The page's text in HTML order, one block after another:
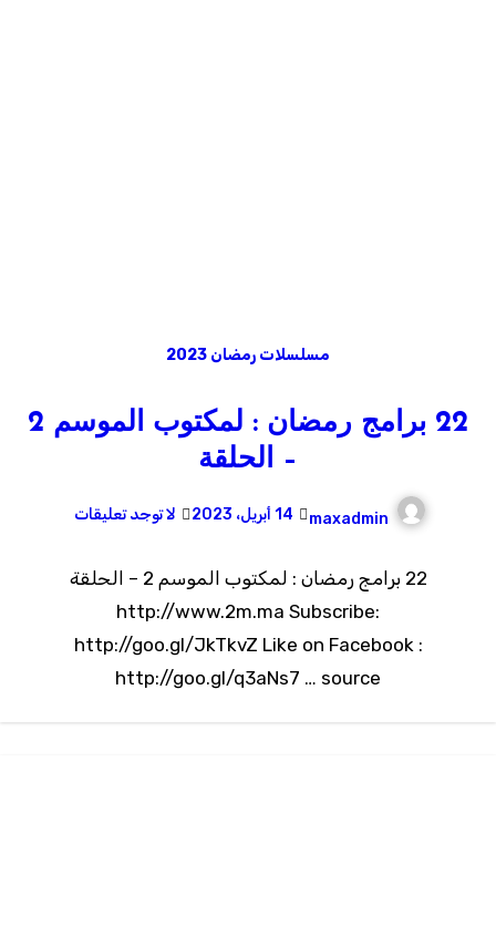
مسلسلات رمضان 2023
22 برامج رمضان : لمكتوب الموسم 2
– الحلقة
maxadmin 14 أبريل، 2023 لا توجد تعليقات
22 برامج رمضان : لمكتوب الموسم 2 – الحلقة
http://www.2m.ma Subscribe:
http://goo.gl/JkTkvZ Like on Facebook :
http://goo.gl/q3aNs7 … source